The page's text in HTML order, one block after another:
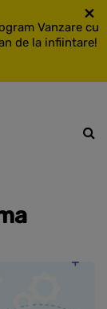
Vanzare cu
de la infiintare!
×